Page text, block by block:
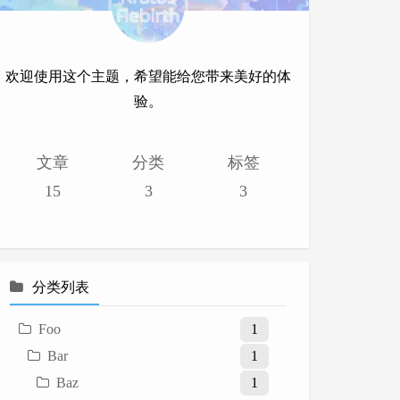
欢迎使用这个主题，希望能给您带来美好的体
验。
文章
15
分类
3
标签
3
分类列表
Foo
1
Bar
1
Baz
1